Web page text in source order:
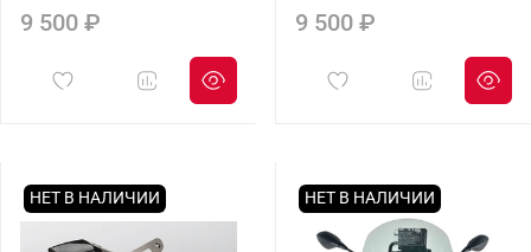
9 500 ₽ 9 500 ₽
НЕТ В НАЛИЧИИ НЕТ В НАЛИЧИИ